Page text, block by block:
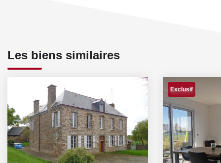
Les biens similaires
Exclusif